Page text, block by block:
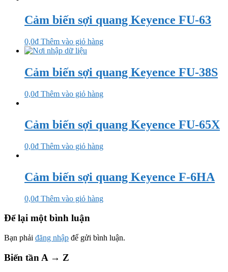
Cảm biến sợi quang Keyence FU-63
0,0₫ Thêm vào giỏ hàng
Cảm biến sợi quang Keyence FU-38S
0,0₫ Thêm vào giỏ hàng
Cảm biến sợi quang Keyence FU-65X
0,0₫ Thêm vào giỏ hàng
Cảm biến sợi quang Keyence F-6HA
0,0₫ Thêm vào giỏ hàng
Để lại một bình luận
Bạn phải đăng nhập để gửi bình luận.
Biến tần A → Z